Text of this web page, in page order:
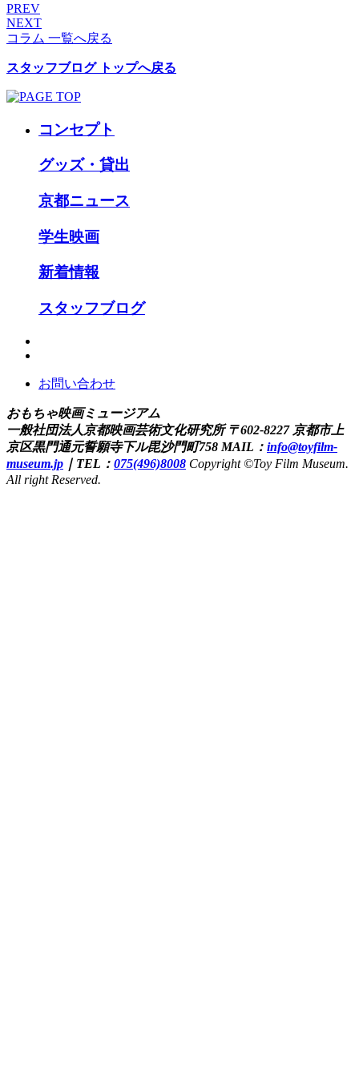
PREV
NEXT
コラム 一覧へ戻る
スタッフブログ トップへ戻る
コンセプト
グッズ・貸出
京都ニュース
学生映画
新着情報
スタッフブログ
お問い合わせ
おもちゃ映画ミュージアム
一般社団法人京都映画芸術文化研究所 〒602-8227 京都市上
京区黒門通元誓願寺下ル毘沙門町758 MAIL： info@toyfilm-
museum.jp ｜ TEL： 075(496)8008 Copyright ©Toy Film Museum.
All right Reserved.